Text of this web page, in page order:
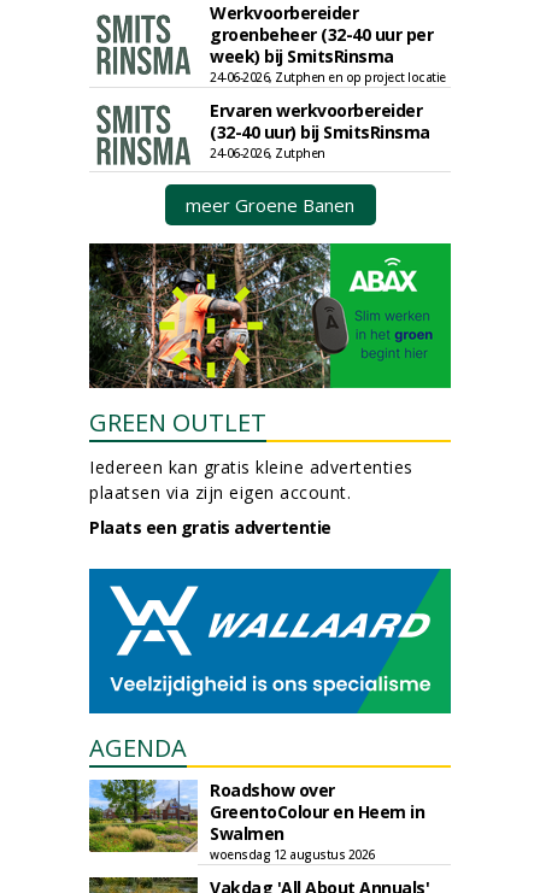
Werkvoorbereider
groenbeheer (32-40 uur per
week) bij SmitsRinsma
24-06-2026, Zutphen en op project locatie
Ervaren werkvoorbereider
(32-40 uur) bij SmitsRinsma
24-06-2026, Zutphen
meer Groene Banen
GREEN OUTLET
Iedereen kan gratis kleine advertenties
plaatsen via zijn eigen account.
Plaats een gratis advertentie
AGENDA
Roadshow over
GreentoColour en Heem in
Swalmen
woensdag 12 augustus 2026
Vakdag 'All About Annuals'